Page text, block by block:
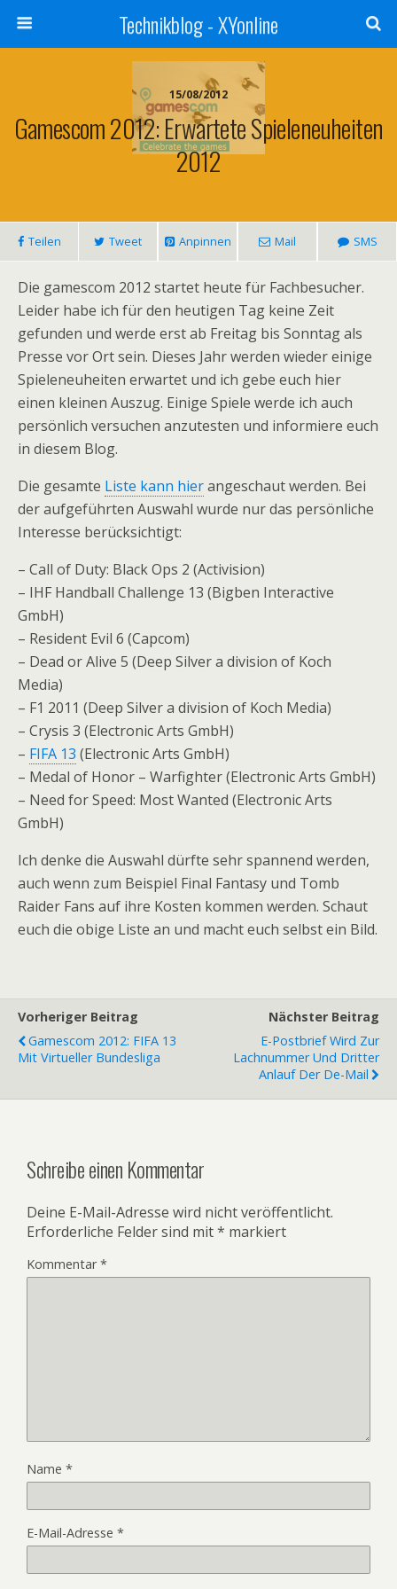
Technikblog - XYonline
15/08/2012
Gamescom 2012: Erwartete Spieleneuheiten
2012
Teilen Tweet Anpinnen Mail SMS
Die gamescom 2012 startet heute für Fachbesucher.
Leider habe ich für den heutigen Tag keine Zeit
gefunden und werde erst ab Freitag bis Sonntag als
Presse vor Ort sein. Dieses Jahr werden wieder einige
Spieleneuheiten erwartet und ich gebe euch hier
einen kleinen Auszug. Einige Spiele werde ich auch
persönlich versuchen anzutesten und informiere euch
in diesem Blog.
Die gesamte Liste kann hierangeschaut werden. Bei
der aufgeführten Auswahl wurde nur das persönliche
Interesse berücksichtigt:
– Call of Duty: Black Ops 2 (Activision)
– IHF Handball Challenge 13 (Bigben Interactive
GmbH)
– Resident Evil 6 (Capcom)
– Dead or Alive 5 (Deep Silver a division of Koch
Media)
– F1 2011 (Deep Silver a division of Koch Media)
– Crysis 3 (Electronic Arts GmbH)
– FIFA 13 (Electronic Arts GmbH)
– Medal of Honor – Warfighter (Electronic Arts GmbH)
– Need for Speed: Most Wanted (Electronic Arts
GmbH)
Ich denke die Auswahl dürfte sehr spannend werden,
auch wenn zum Beispiel Final Fantasy und Tomb
Raider Fans auf ihre Kosten kommen werden. Schaut
euch die obige Liste an und macht euch selbst ein Bild.
Vorheriger Beitrag
Gamescom 2012: FIFA 13
Mit Virtueller Bundesliga
Nächster Beitrag
E-Postbrief Wird Zur
Lachnummer Und Dritter
Anlauf Der De-Mail
Schreibe einen Kommentar
Deine E-Mail-Adresse wird nicht veröffentlicht.
Erforderliche Felder sind mit* markiert
Kommentar*
Name *
E-Mail-Adresse *